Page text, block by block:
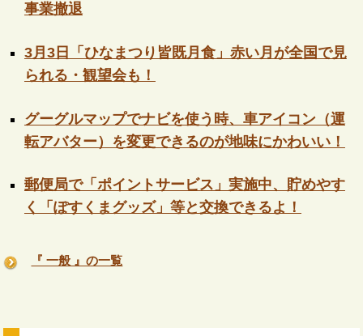
事業撤退
3月3日「ひなまつり皆既月食」赤い月が全国で見
られる・観望会も！
グーグルマップでナビを使う時、車アイコン（運
転アバター）を変更できるのが地味にかわいい！
郵便局で「ポイントサービス」実施中、貯めやす
く「ぽすくまグッズ」等と交換できるよ！
『 一般 』の一覧